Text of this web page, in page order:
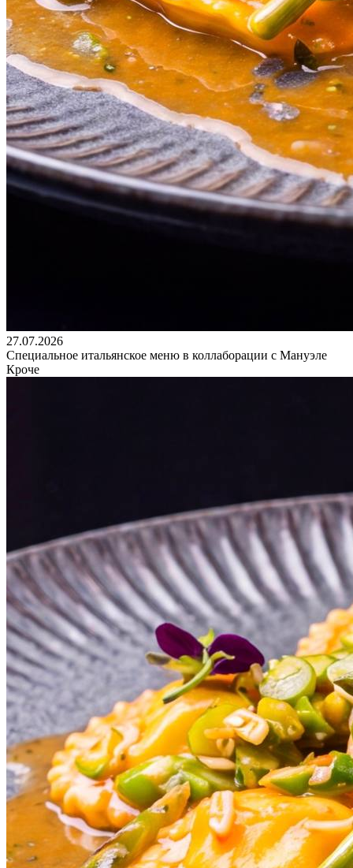
27.07.2026
Специальное итальянское меню в коллаборации с Мануэле
Кроче